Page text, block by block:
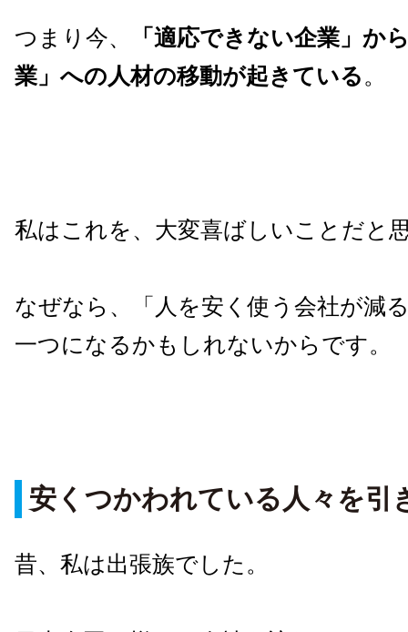
つまり今、
「適応できない企業」か
業」への人材の移動が起きている。
私はこれを、大変喜ばしいことだと
なぜなら、「人を安く使う会社が減
一つになるかもしれないからです。
安くつかわれている人々を引
昔、私は出張族でした。